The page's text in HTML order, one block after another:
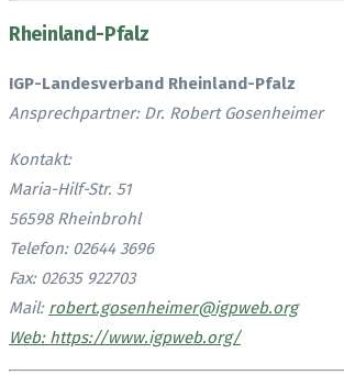
Rheinland-Pfalz
IGP-Landesverband Rheinland-Pfalz
Ansprechpartner: Dr. Robert Gosenheimer
Kontakt:
Maria-Hilf-Str. 51
56598 Rheinbrohl
Telefon: 02644 3696
Fax: 02635 922703
Mail: robert.gosenheimer@igpweb.org
Web: https://www.igpweb.org/